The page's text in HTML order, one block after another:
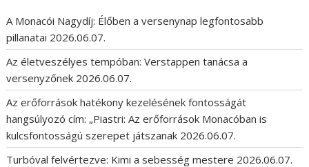
A Monacói Nagydíj: Élőben a versenynap legfontosabb
pillanatai 2026.06.07.
Az életveszélyes tempóban: Verstappen tanácsa a
versenyzőnek 2026.06.07.
Az erőforrások hatékony kezelésének fontosságát
hangsúlyozó cím: „Piastri: Az erőforrások Monacóban is
kulcsfontosságú szerepet játszanak 2026.06.07.
Turbóval felvértezve: Kimi a sebesség mestere 2026.06.07.